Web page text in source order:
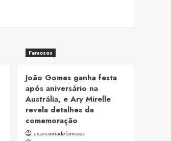
Famosos
João Gomes ganha festa
após aniversário na
Austrália, e Ary Mirelle
revela detalhes da
comemoração
assessoriadefamosos